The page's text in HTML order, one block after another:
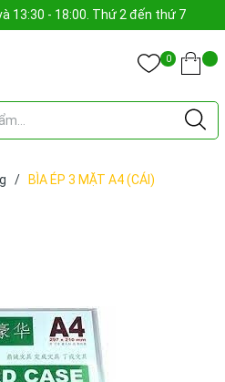
13:30 - 18:00. Thứ 2 đến thứ 7
0
/ BÌA ÉP 3 MẶT A4 (CÁI)